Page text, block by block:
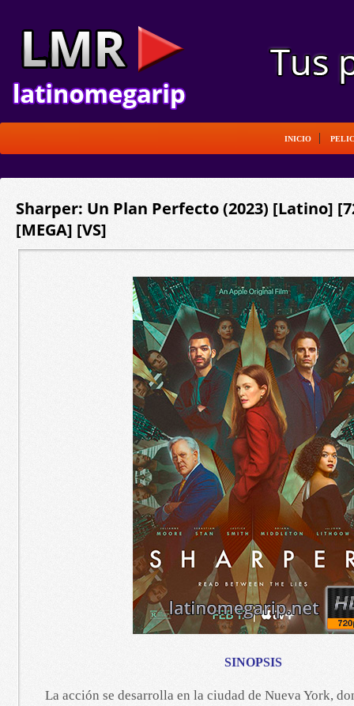
INICIO
Sharper: Un Plan Perfecto (2023) [Latino]
[MEGA] [VS]
SINOPSIS
La acción se desarrolla en la ciudad de Nueva York,